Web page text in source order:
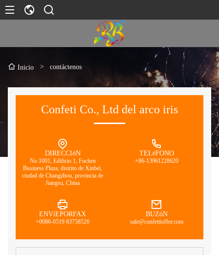
Inicio > contáctenos
Confeti Co., Ltd del arco iris
DIRECCIóN
No.1001, Edificio 1, Fuchen
Business Plaza, distrito de Xinbei,
ciudad de Changzhou, provincia de
Jiangsu, China
TELéFONO
+86-13961228620
ENVíEPORFAX
+0086-0519 83758526
BUZóN
sale@confettioffer.com